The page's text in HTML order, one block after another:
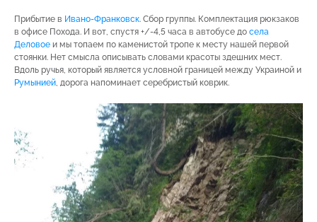
Прибытие в Ивано-Франковск. Сбор группы. Комплектация рюкзаков
в офисе Похода. И вот, спустя +/-4,5 часа в автобусе до села
Деловое и мы топаем по каменистой тропе к месту нашей первой
стоянки. Нет смысла описывать словами красоты здешних мест.
Вдоль ручья, который является условной границей между Украиной и
Румынией, дорога напоминает серебристый коврик.